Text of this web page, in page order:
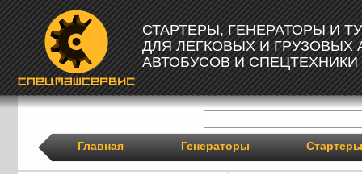
СТАРТЕРЫ, ГЕНЕРАТОРЫ И
ДЛЯ ЛЕГКОВЫХ И ГРУЗОВЫХ
АВТОБУСОВ И СПЕЦТЕХНИКИ
Главная Генераторы Стартеры